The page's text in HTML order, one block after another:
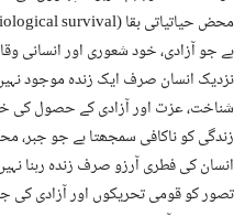
ہے جو آزادی، خود شعوری اور انسانی
نزدیک انسان صرف ایک زندہ موجود
شناخت، عزت اور آزادی کے حصول کی
زندگی کو ناکافی سمجھتا ہے جو جبر،
انسان کی فطری آرزو صرف زندہ رہنا نہیں
تصور کو قومی تحریکوں اور آزادی کی